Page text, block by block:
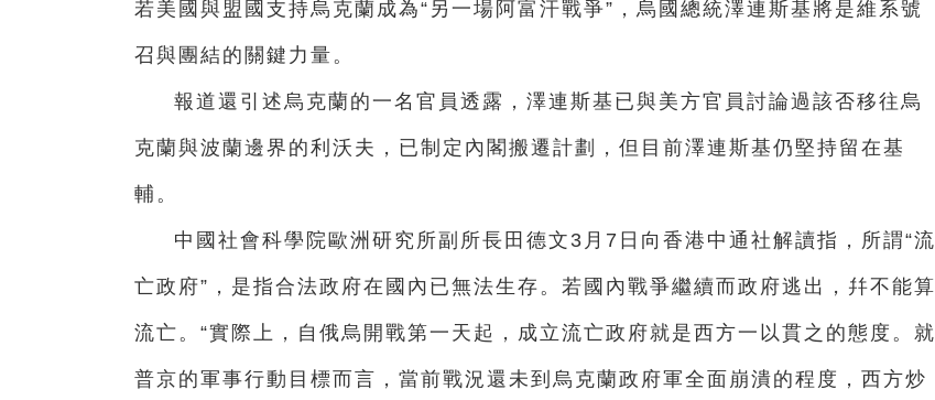
若美國與盟國支持烏克蘭成為“另一場阿富汗戰爭”，烏國總統澤連斯基將是維 系號
召與團結的關鍵力量。
報道還引述烏克蘭的一名官員透露，澤連斯基已與美方官員討論過該否移往烏
克蘭與波蘭邊界的利沃夫，已制定內閣搬遷計劃，但目前澤連斯基仍堅持留在基
輔。
中國社會科學院歐洲研究所副所長田德文3月7日向香港中通社解讀指，所謂“流
亡政府”，是指合法政府在國內已無法生存。若國內戰爭繼續而政府逃出，幷不能算
流亡。“實際上，自俄烏開戰第一天起，成立流亡政府就是西方一以貫之的態度。就
普京的軍事行動目標而言，當前戰況還未到烏克蘭政府軍全面崩潰的程度，西方炒